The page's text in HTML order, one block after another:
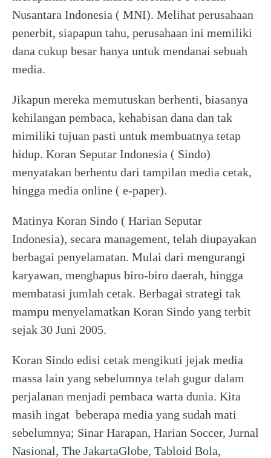
Nusantara Indonesia ( MNI). Melihat perusahaan
penerbit, siapapun tahu, perusahaan ini memiliki
dana cukup besar hanya untuk mendanai sebuah
media.
Jikapun mereka memutuskan berhenti, biasanya
kehilangan pembaca, kehabisan dana dan tak
mimiliki tujuan pasti untuk membuatnya tetap
hidup. Koran Seputar Indonesia ( Sindo)
menyatakan berhentu dari tampilan media cetak,
hingga media online ( e-paper).
Matinya Koran Sindo ( Harian Seputar
Indonesia), secara management, telah diupayakan
berbagai penyelamatan. Mulai dari mengurangi
karyawan, menghapus biro-biro daerah, hingga
membatasi jumlah cetak. Berbagai strategi tak
mampu menyelamatkan Koran Sindo yang terbit
sejak 30 Juni 2005.
Koran Sindo edisi cetak mengikuti jejak media
massa lain yang sebelumnya telah gugur dalam
perjalanan menjadi pembaca warta dunia. Kita
masih ingat beberapa media yang sudah mati
sebelumnya; Sinar Harapan, Harian Soccer, Jurnal
Nasional, The JakartaGlobe, Tabloid Bola,